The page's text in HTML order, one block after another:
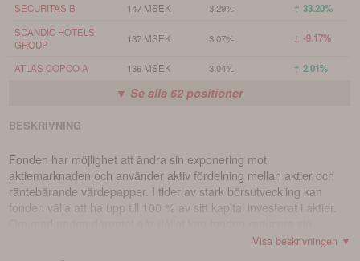
SECURITAS B 147 MSEK 3.29% ↑ 33.20%
SCANDIC HOTELS
GROUP
137 MSEK 3.07% ↓ -9.17%
ATLAS COPCO A 136 MSEK 3.04% ↑ 2.01%
▼ Se alla 62 positioner
BESKRIVNING
Fonden har möjlighet att ändra sin exponering mot
aktiemarknaden och använder aktiv fördelning mellan aktier och
räntebärande värdepapper. I tider av stark börsutveckling kan
fonden välja att ha upp till 100 % av sitt kapital investerat i aktier.
aktieexponering till 0 %. Investeringarna görs endast på den
Visa beskrivningen ▼